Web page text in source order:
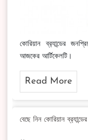
কোরিয়ান ব্র‍্যান্ডের
আজকের আর্টিকেলটি।
Read More
বেছে নিন কোরিয়ান